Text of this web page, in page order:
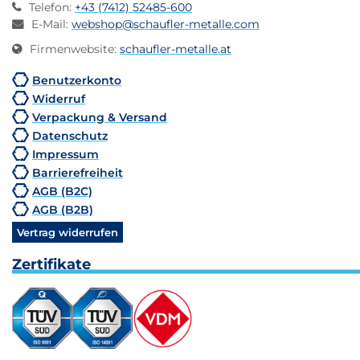
Telefon: +43 (7412) 52485-600
E-Mail: webshop@schaufler-metalle.com
Firmenwebsite: schaufler-metalle.at
Benutzerkonto
Widerruf
Verpackung & Versand
Datenschutz
Impressum
Barrierefreiheit
AGB (B2C)
AGB (B2B)
Vertrag widerrufen
Zertifikate